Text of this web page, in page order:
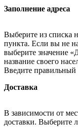
Заполнение адреса
Выберите из списка
пункта. Если вы не
выберите значение
название своего
Введите правильный
Доставка
В зависимости от
доставки. Выберите